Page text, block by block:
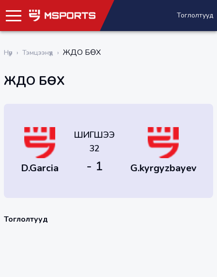
Тоглолтууд
Нүүр › Тэмцээнүүд › ЖҮДО БӨХ
ЖҮДО БӨХ
D.Garcia
ШИГШЭЭ
32
- 1 G.kyrgyzbayev
Тоглолтууд